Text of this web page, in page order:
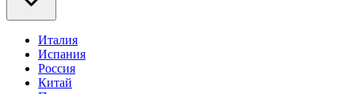
Италия
Испания
Россия
Китай